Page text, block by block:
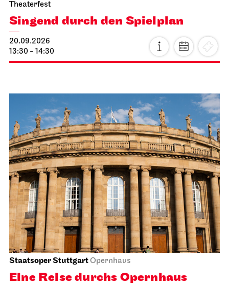
Theaterfest
Singend durch den Spielplan
20.09.2026
13:30 - 14:30
Staatsoper StuttgartOpernhaus
Eine Reise durchs Opernhaus